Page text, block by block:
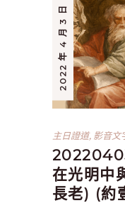
2022 年 4 月 3 日
主日證道, 影音文
在光明中
長老) (約